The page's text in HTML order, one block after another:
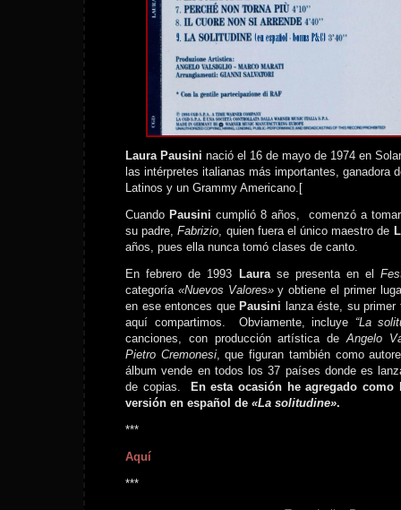
Laura Pausini nació el 16 de mayo de 1974 en
las intérpretes italianas más importantes, ganadora
Latinos y un Grammy Americano.[
Cuando Pausini cumplió 8 años, comenzó a
su padre,Fabrizio, quien fuera el único maestro de
años, pues ella nunca tomó clases de canto.
En febrero de 1993
Laurase presenta en el
categoría «Nuevos Valores»y obtiene el primer
en ese entonces que Pausini lanza éste, su
aquí compartimos. Obviamente, incluye “La
canciones, con producción artística deAngelo
Pietro Cremonesi, que figuran también como
álbum vende en todos los 37 países donde es
de copias.
En esta ocasión he agregado como
versión en español de «La solitudine».
***
Aquí
***